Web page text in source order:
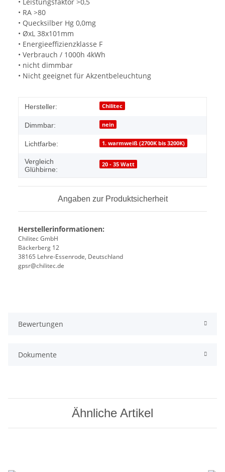
• RA >80
• Quecksilber Hg 0,0mg
• ØxL 38x101mm
• Energieeffizienzklasse F
• Verbrauch / 1000h 4kWh
• nicht dimmbar
• Nicht geeignet für Akzentbeleuchtung
Hersteller: Chilitec
Dimmbar: nein
Lichtfarbe: 1. warmweiß (2700K bis 3200K)
Vergleich
Glühbirne:
20 - 35 Watt
Angaben zur Produktsicherheit
Herstellerinformationen:
Chilitec GmbH
Bäckerberg 12
38165 Lehre-Essenrode, Deutschland
gpsr@chilitec.de
Bewertungen
Dokumente
Ähnliche Artikel